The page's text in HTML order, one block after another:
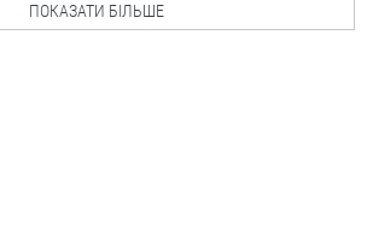
ПОКАЗАТИ БІЛЬШЕ